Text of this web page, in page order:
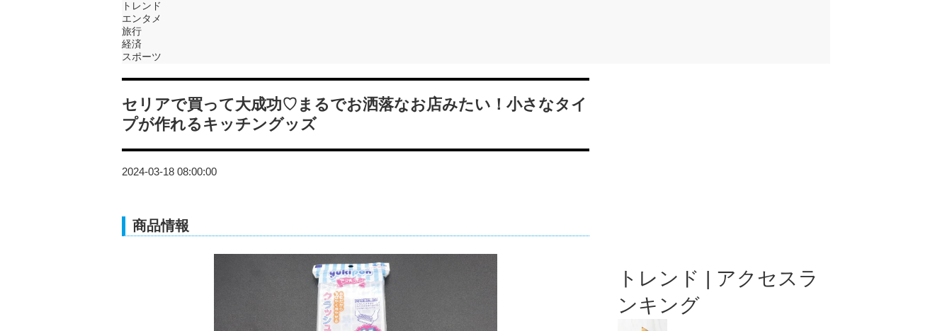
トレンド
エンタメ
旅行
経済
スポーツ
セリアで買って大成功♡まるでお洒落なお店みたい！小さなタイ
プが作れるキッチングッズ
2024-03-18 08:00:00
商品情報
トレンド | アクセスラ
ンキング